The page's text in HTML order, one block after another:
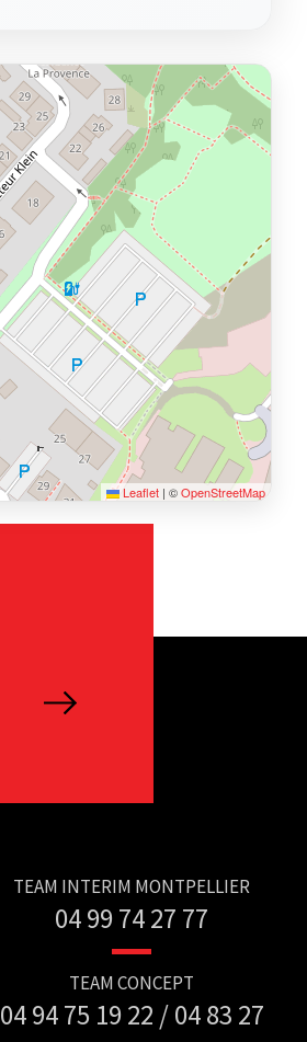
Leaflet | ©OpenStreetMap
TEAM INTERIM MONTPELLIER
04 99 74 27 77
TEAM CONCEPT
04 94 75 19 22 / 04 83 27